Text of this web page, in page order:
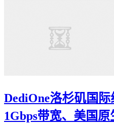
DediOne洛杉矶国际
1Gbps带宽、美国